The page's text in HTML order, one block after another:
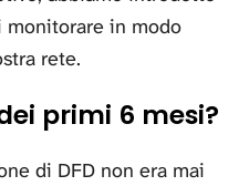
monitorare in modo
rete.
primi 6 mesi?
di DFD non era mai